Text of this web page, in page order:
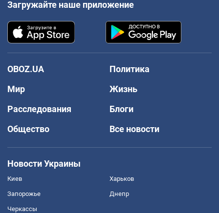
Загружайте наше приложение
OBOZ.UA
Политика
Мир
Жизнь
Расследования
Блоги
Общество
Все новости
Новости Украины
Киев Харьков
Запорожье Днепр
Черкассы